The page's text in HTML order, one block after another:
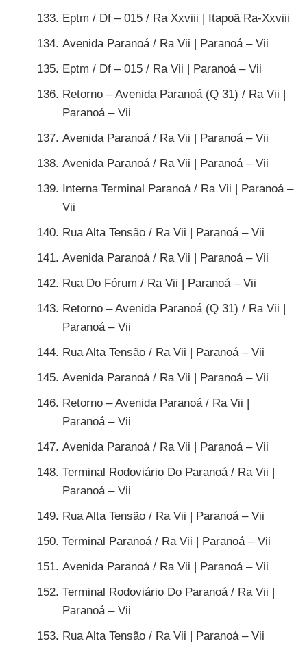
Eptm / Df – 015 / Ra Xxviii | Itapoã Ra-Xxviii
Avenida Paranoá / Ra Vii | Paranoá – Vii
Eptm / Df – 015 / Ra Vii | Paranoá – Vii
Retorno – Avenida Paranoá (Q 31) / Ra Vii |
Paranoá – Vii
Avenida Paranoá / Ra Vii | Paranoá – Vii
Avenida Paranoá / Ra Vii | Paranoá – Vii
Interna Terminal Paranoá / Ra Vii | Paranoá –
Vii
Rua Alta Tensão / Ra Vii | Paranoá – Vii
Avenida Paranoá / Ra Vii | Paranoá – Vii
Rua Do Fórum / Ra Vii | Paranoá – Vii
Retorno – Avenida Paranoá (Q 31) / Ra Vii |
Paranoá – Vii
Rua Alta Tensão / Ra Vii | Paranoá – Vii
Avenida Paranoá / Ra Vii | Paranoá – Vii
Retorno – Avenida Paranoá / Ra Vii |
Paranoá – Vii
Avenida Paranoá / Ra Vii | Paranoá – Vii
Terminal Rodoviário Do Paranoá / Ra Vii |
Paranoá – Vii
Rua Alta Tensão / Ra Vii | Paranoá – Vii
Terminal Paranoá / Ra Vii | Paranoá – Vii
Avenida Paranoá / Ra Vii | Paranoá – Vii
Terminal Rodoviário Do Paranoá / Ra Vii |
Paranoá – Vii
Rua Alta Tensão / Ra Vii | Paranoá – Vii